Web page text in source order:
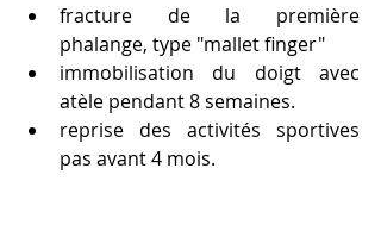
fracture de la première
phalange, type "mallet finger"
immobilisation du doigt avec
atèle pendant 8 semaines.
reprise des activités sportives
pas avant 4 mois.